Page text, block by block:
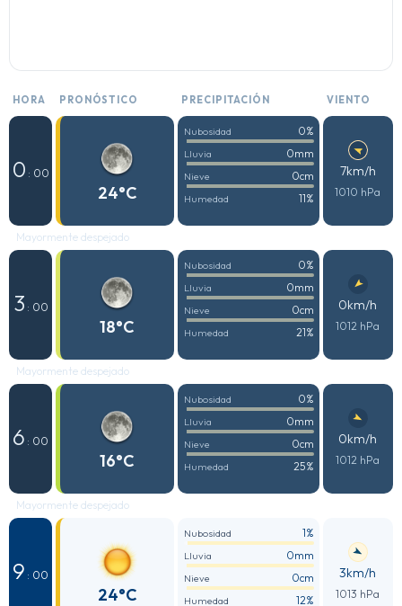
HORA PRONÓSTICO PRECIPITACIÓN VIENTO
0 : 00
24°C
Nubosidad 0%
Lluvia 0mm
Nieve 0cm
Humedad 11%
7km/h
1010 hPa
Mayormente despejado
3 : 00
18°C
Nubosidad 0%
Lluvia 0mm
Nieve 0cm
Humedad 21%
0km/h
1012 hPa
Mayormente despejado
6 : 00
16°C
Nubosidad 0%
Lluvia 0mm
Nieve 0cm
Humedad 25%
0km/h
1012 hPa
Mayormente despejado
9 : 00
24°C
Nubosidad 1%
Lluvia 0mm
Nieve 0cm
Humedad 12%
3km/h
1013 hPa